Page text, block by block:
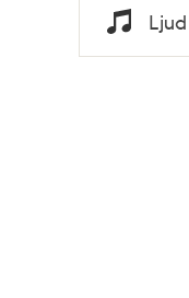
Tid
Typ
Ljud